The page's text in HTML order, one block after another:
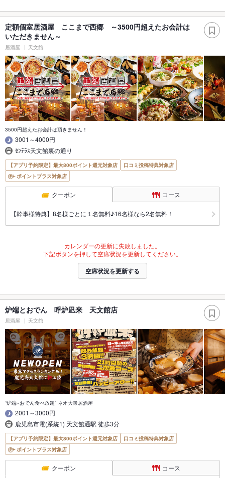
定額個室居酒屋 ここまで西郷 ～3500円超えたお会計は
いただきません～
居酒屋 天文館
3500円超えたお会計は頂きません！
3001～4000円
ｾﾝﾃﾗｽ天文館裏の通り
【アプリ予約限定】最大800ポイント還元対象店
口コミ投稿特典対象店
ポイントプラス対象店
クーポン コース
【幹事様特典】8名様ごとに１名無料♪16名様なら2名無料！
カレンダーの更新に失敗しました。
下記ボタンを押して空席状況を更新してください。
空席状況を更新する
炉端とおでん 呼炉凪来 天文館店
居酒屋 天文館
“炉端×おでん食べ放題” ネオ大衆居酒屋
2001～3000円
鹿児島市電(系統1) 天文館通駅 徒歩3分
【アプリ予約限定】最大800ポイント還元対象店
口コミ投稿特典対象店
ポイントプラス対象店
クーポン コース